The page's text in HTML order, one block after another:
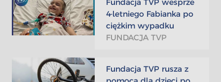
Fundacja TVP wesprze
4-letniego Fabianka po
ciężkim wypadku
FUNDACJA TVP
Fundacja TVP rusza z